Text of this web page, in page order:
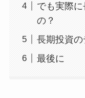
でも実際
の？
長期投資の
最後に